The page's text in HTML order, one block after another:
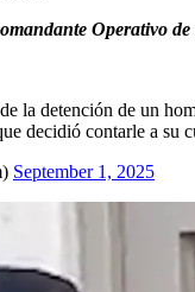
Operativo
la detención de un
decidió contarle a
September 1, 2025